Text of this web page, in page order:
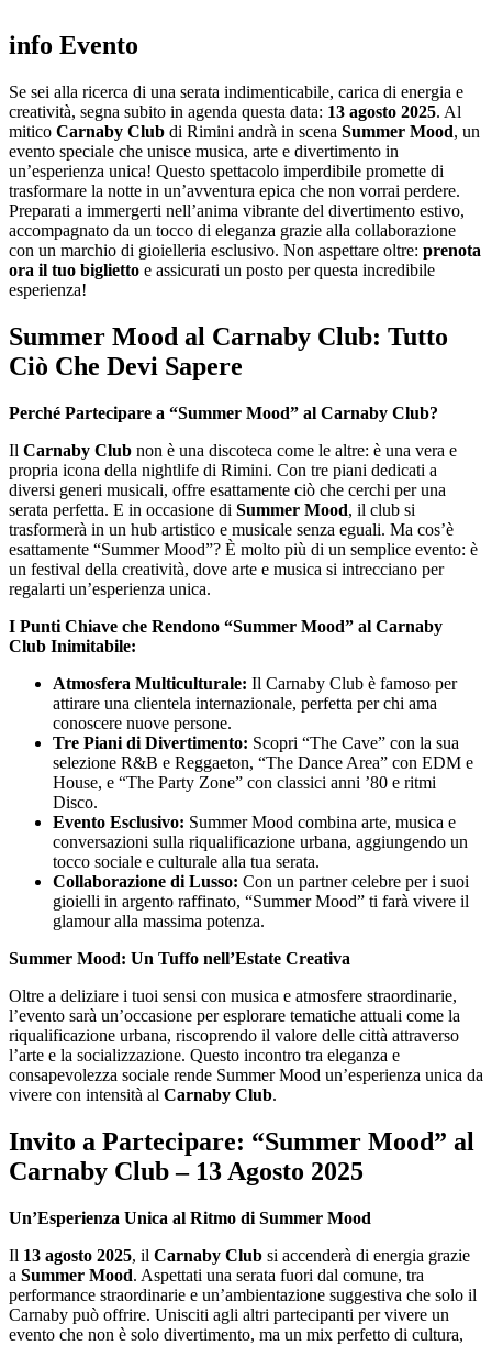
info Evento
Se sei alla ricerca di una serata indimenticabile, carica di energia e
creatività, segna subito in agenda questa data: 13 agosto 2025. Al
mitico Carnaby Club di Rimini andrà in scena Summer Mood, un
evento speciale che unisce musica, arte e divertimento in
un’esperienza unica! Questo spettacolo imperdibile promette di
trasformare la notte in un’avventura epica che non vorrai perdere.
Preparati a immergerti nell’anima vibrante del divertimento estivo,
accompagnato da un tocco di eleganza grazie alla collaborazione
con un marchio di gioielleria esclusivo. Non aspettare oltre: prenota
ora il tuo biglietto e assicurati un posto per questa incredibile
esperienza!
Summer Mood al Carnaby Club: Tutto
Ciò Che Devi Sapere
Perché Partecipare a “Summer Mood” al Carnaby Club?
Il Carnaby Club non è una discoteca come le altre: è una vera e
propria icona della nightlife di Rimini. Con tre piani dedicati a
diversi generi musicali, offre esattamente ciò che cerchi per una
serata perfetta. E in occasione di Summer Mood, il club si
trasformerà in un hub artistico e musicale senza eguali. Ma cos’è
esattamente “Summer Mood”? È molto più di un semplice evento: è
un festival della creatività, dove arte e musica si intrecciano per
regalarti un’esperienza unica.
I Punti Chiave che Rendono “Summer Mood” al Carnaby
Club Inimitabile:
Atmosfera Multiculturale: Il Carnaby Club è famoso per
attirare una clientela internazionale, perfetta per chi ama
conoscere nuove persone.
Tre Piani di Divertimento: Scopri “The Cave” con la sua
selezione R&B e Reggaeton, “The Dance Area” con EDM e
House, e “The Party Zone” con classici anni ’80 e ritmi
Disco.
Evento Esclusivo: Summer Mood combina arte, musica e
conversazioni sulla riqualificazione urbana, aggiungendo un
tocco sociale e culturale alla tua serata.
Collaborazione di Lusso: Con un partner celebre per i suoi
gioielli in argento raffinato, “Summer Mood” ti farà vivere il
glamour alla massima potenza.
Summer Mood: Un Tuffo nell’Estate Creativa
Oltre a deliziare i tuoi sensi con musica e atmosfere straordinarie,
l’evento sarà un’occasione per esplorare tematiche attuali come la
riqualificazione urbana, riscoprendo il valore delle città attraverso
l’arte e la socializzazione. Questo incontro tra eleganza e
consapevolezza sociale rende Summer Mood un’esperienza unica da
vivere con intensità al Carnaby Club.
Invito a Partecipare: “Summer Mood” al
Carnaby Club – 13 Agosto 2025
Un’Esperienza Unica al Ritmo di Summer Mood
Il 13 agosto 2025, il Carnaby Club si accenderà di energia grazie
a Summer Mood. Aspettati una serata fuori dal comune, tra
performance straordinarie e un’ambientazione suggestiva che solo il
Carnaby può offrire. Unisciti agli altri partecipanti per vivere un
evento che non è solo divertimento, ma un mix perfetto di cultura,